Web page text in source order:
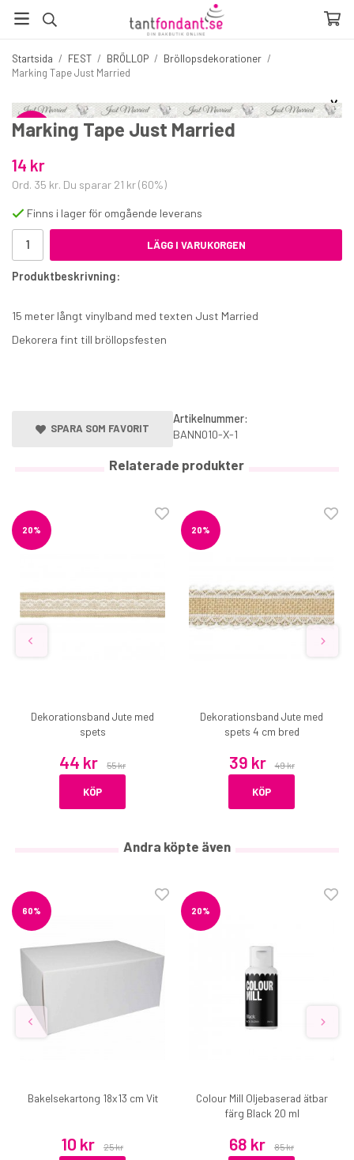
Startsida / FEST / BRÖLLOP / Bröllopsdekorationer /
Marking Tape Just Married
Fler produkter du inte vill missa
60%
☓
60%
Marking Tape Just Married
14 kr
Ord. 35 kr. Du sparar 21 kr(60%)
Finns i lager för omgående leverans
LÄGG I VARUKORGEN
Produktbeskrivning:
15 meter långt vinylband med texten Just Married
Dekorera fint till bröllopsfesten
SPARA SOM FAVORIT
Artikelnummer:
BANN010-X-1
Relaterade produkter
20%
Dekorationsband Jute med
spets
44 kr 55 kr
KÖP
20%
Dekorationsband Jute med
spets 4 cm bred
39 kr 49 kr
KÖP
Andra köpte även
60%
Bakelsekartong 18x13 cm Vit
10 kr 25 kr
20%
Colour Mill Oljebaserad ätbar
färg Black 20 ml
68 kr 85 kr